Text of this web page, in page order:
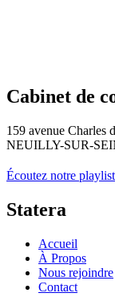
Cabinet de
159 avenue Charles
NEUILLY-SUR-
Écoutez notre playlist
Statera
Accueil
À Propos
Nous rejoindre
Contact